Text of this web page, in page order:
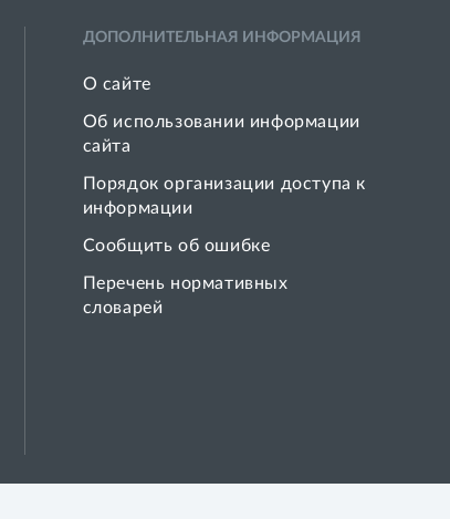
ДОПОЛНИТЕЛЬНАЯ ИНФОРМАЦИЯ
О сайте
Об использовании информации
сайта
Порядок организации доступа к
информации
Сообщить об ошибке
Перечень нормативных
словарей